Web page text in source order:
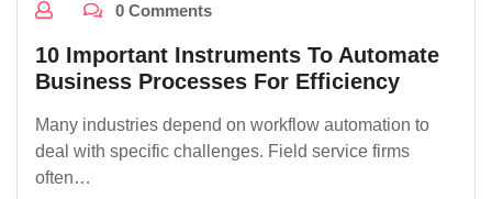
0 Comments
10 Important Instruments To Automate
Business Processes For Efficiency
Many industries depend on workflow automation to
deal with specific challenges. Field service firms
often…